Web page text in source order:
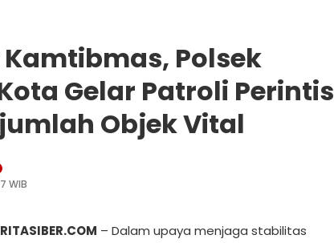
Polsek
Gelar Patroli Perintis
Objek Vital
WIB
– Dalam upaya menjaga stabilitas